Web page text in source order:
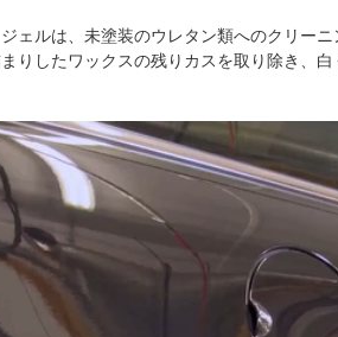
ェルは、未塗装のウレタン類へのクリー
りしたワックスの残りカスを取り除き、